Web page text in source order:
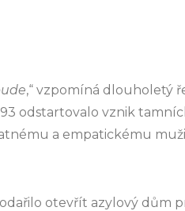
,“ vzpomíná dlouholetý
odstartovalo vznik
a empatickému
otevřít azylový dům